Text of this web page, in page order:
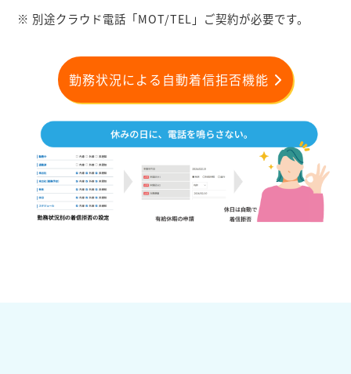
※ 別途クラウド電話「MOT/TEL」ご契約が必要です。
勤務状況による自動着信拒否機能